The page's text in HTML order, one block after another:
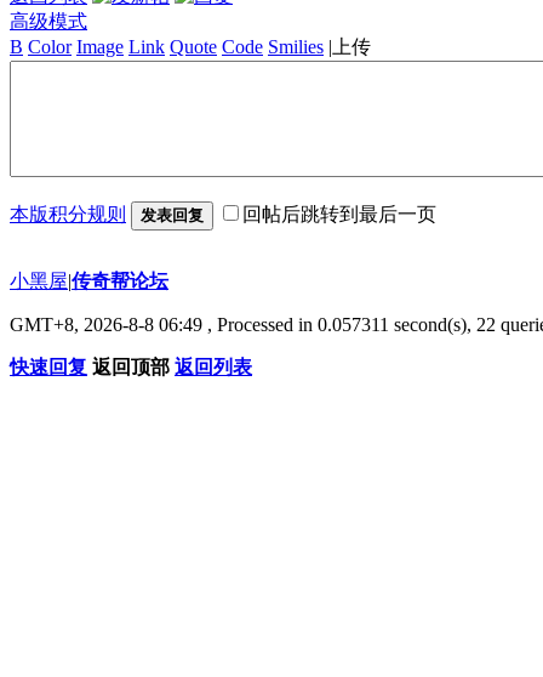
高级模式
B Color Image Link Quote Code Smilies | 上传
本版积分规则 发表回复 回帖后跳转到最后一页
小黑屋|传奇帮论坛
GMT+8, 2026-8-8 06:49 , Processed in 0.057311 second(s), 22
快速回复 返回顶部 返回列表